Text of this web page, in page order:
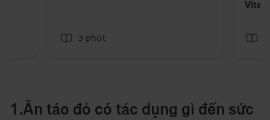
3 phút
1.Ăn táo đỏ có tác dụng gì đến sức